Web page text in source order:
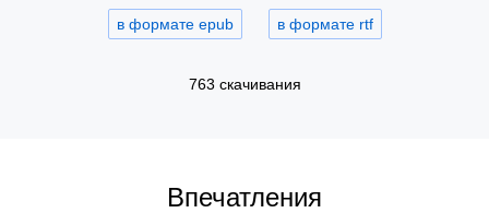
в формате epub в формате rtf
763 скачивания
Впечатления